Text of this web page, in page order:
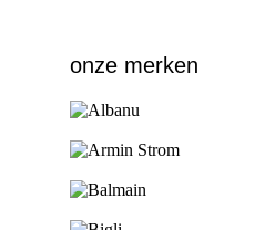
onze merken